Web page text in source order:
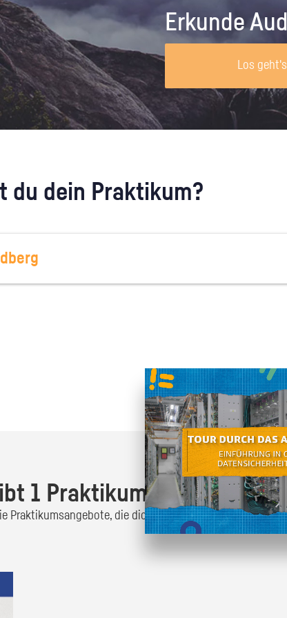
Unternehmen lohnt, wie man sich
vorbereitet und wie ein Vorab-Anruf
abläuft.
Erkunde
Los geht's
du dein Praktikum?
Oder finde heraus
1 Praktikumsangebot!
Praktikumsangebote, die dich interessieren und bewirb